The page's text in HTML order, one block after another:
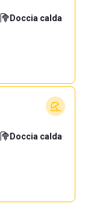
Doccia calda·
Doccia calda·